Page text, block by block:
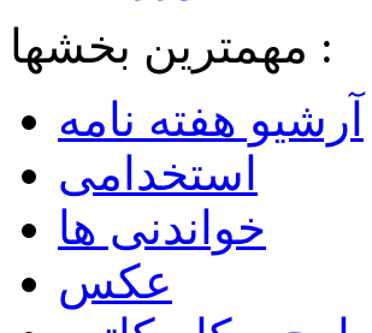
مهمترین بخشها :
آرشیو هفته نامه
استخدامی
خواندنی ها
عکس